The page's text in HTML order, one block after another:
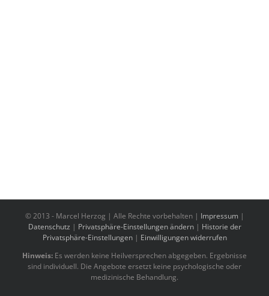
© 2013 - Marcel Herzog | Alle Rechte vorbehalten | Impressum |
Datenschutz | Privatsphäre-Einstellungen ändern| Historie der
Privatsphäre-Einstellungen| Einwilligungen widerrufen
Hinweis: Es werden keine Heilversprechen abgegeben. Ergebnisse
sind individuell. Die Angebote ersetzt keine psychologische oder
medizinische Behandlung.